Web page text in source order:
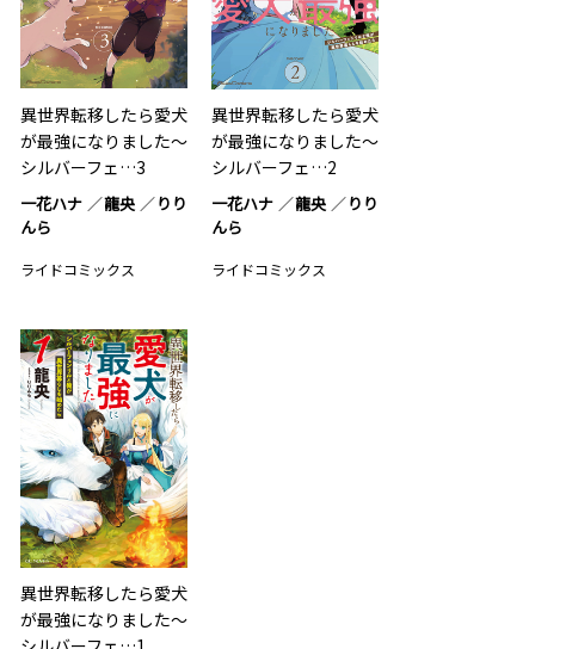
異世界転移したら愛犬
が最強になりました～
シルバーフェ…3
一花ハナ 龍央
りり
んら
ライドコミックス
異世界転移したら愛犬
が最強になりました～
シルバーフェ…2
一花ハナ 龍央
りり
んら
ライドコミックス
異世界転移したら愛犬
が最強になりました～